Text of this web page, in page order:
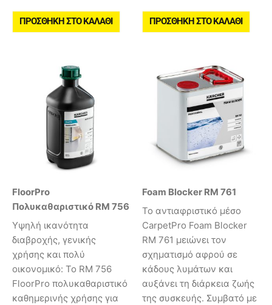
ΠΡΟΣΘΉΚΗ ΣΤΟ ΚΑΛΆΘΙ ΠΡΟΣΘΉΚΗ ΣΤΟ ΚΑΛΆΘΙ
FloorPro
Πολυκαθαριστικό RM 756
Υψηλή ικανότητα
διαβροχής, γενικής
χρήσης και πολύ
οικονομικό: Το RM 756
FloorPro πολυκαθαριστικό
καθημερινής χρήσης για
Foam Blocker RM 761
Το αντιαφριστικό μέσο
CarpetPro Foam Blocker
RM 761 μειώνει τον
σχηματισμό αφρού σε
κάδους λυμάτων και
αυξάνει τη διάρκεια ζωής
της συσκευής. Συμβατό με